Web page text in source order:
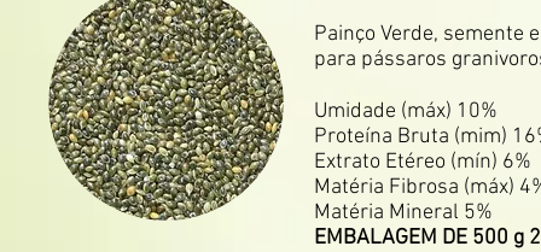
Painço Verde, semente
para pássaros
Umidade (máx) 10%
Proteína Bruta (mim)
Extrato Etéreo (mín) 6%
Matéria Fibrosa (máx)
Matéria Mineral 5%
EMBALAGEM DE 500 g